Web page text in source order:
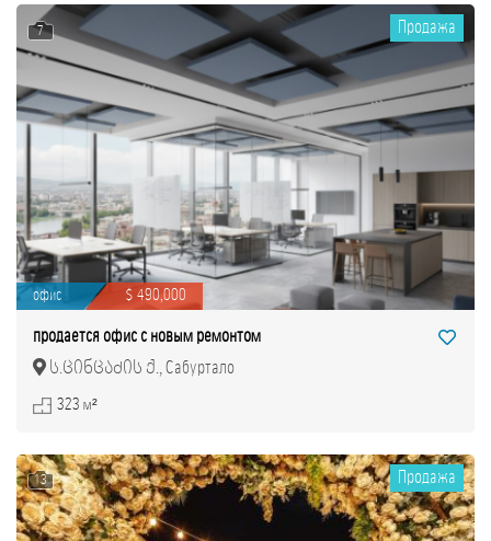
7 Продажа
офис $ 490,000
продается офис с новым ремонтом
ს.ცინცაძის ქ., Сабуртало
323 м²
13 Продажа